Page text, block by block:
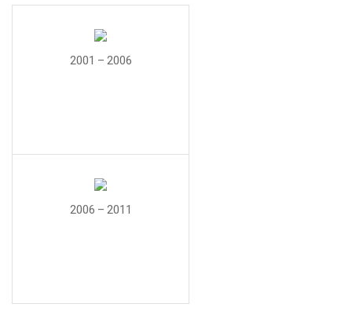
2001 – 2006
2006 – 2011